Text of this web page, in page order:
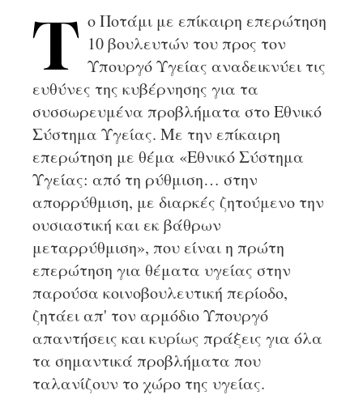
T o Ποτάμι με επίκαιρη επερώτηση
10 βουλευτών του προς τον
Υπουργό Υγείας αναδεικνύει τις
ευθύνες της κυβέρνησης για τα
συσσωρευμένα προβλήματα στο Εθνικό
Σύστημα Υγείας. Με την επίκαιρη
επερώτηση με θέμα «Εθνικό Σύστημα
Υγείας: από τη ρύθμιση… στην
απορρύθμιση, με διαρκές ζητούμενο την
ουσιαστική και εκ βάθρων
μεταρρύθμιση», που είναι η πρώτη
επερώτηση για θέματα υγείας στην
παρούσα κοινοβουλευτική περίοδο,
ζητάει απ' τον αρμόδιο Υπουργό
απαντήσεις και κυρίως πράξεις για όλα
τα σημαντικά προβλήματα που
ταλανίζουν το χώρο της υγείας.